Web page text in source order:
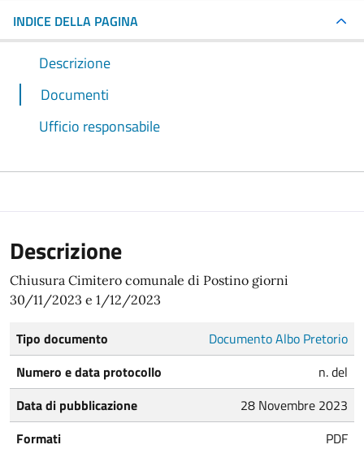
INDICE DELLA PAGINA
Descrizione
Documenti
Ufficio responsabile
Descrizione
Chiusura Cimitero comunale di Postino giorni
30/11/2023 e 1/12/2023
Tipo documento
Documento Albo Pretorio
Numero e data protocollo
n. del
Data di pubblicazione
28 Novembre 2023
Formati
PDF